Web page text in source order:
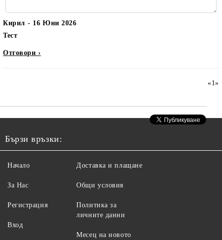
Кирил
16 Юни 2026
Тест
Отговори ›
«1»
Бързи връзки:
Начало
За Нас
Регистрация
Вход
Доставка и плащане
Общи условия
Политика за
личните данни
Месец на новото